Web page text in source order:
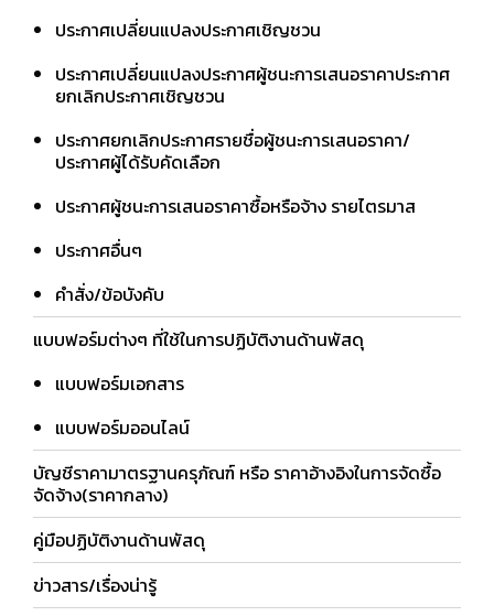
ประกาศเปลี่ยนแปลงประกาศเชิญชวน
ประกาศเปลี่ยนแปลงประกาศผู้ชนะการเสนอราคาประกาศ
ยกเลิกประกาศเชิญชวน
ประกาศยกเลิกประกาศรายชื่อผู้ชนะการเสนอราคา/
ประกาศผู้ได้รับคัดเลือก
ประกาศผู้ชนะการเสนอราคาซื้อหรือจ้าง รายไตรมาส
ประกาศอื่นๆ
คำสั่ง/ข้อบังคับ
แบบฟอร์มต่างๆ ที่ใช้ในการปฏิบัติงานด้านพัสดุ
แบบฟอร์มเอกสาร
แบบฟอร์มออนไลน์
บัญชีราคามาตรฐานครุภัณฑ์ หรือ ราคาอ้างอิงในการจัดซื้อ
จัดจ้าง(ราคากลาง)
คู่มือปฏิบัติงานด้านพัสดุ
ข่าวสาร/เรื่องน่ารู้